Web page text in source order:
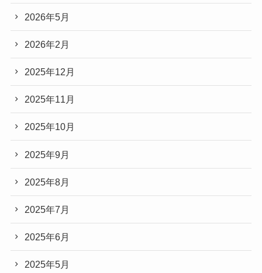
2026年5月
2026年2月
2025年12月
2025年11月
2025年10月
2025年9月
2025年8月
2025年7月
2025年6月
2025年5月